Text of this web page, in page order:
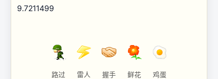
9.7211499
路过 雷人 握手 鲜花 鸡蛋